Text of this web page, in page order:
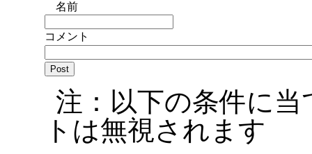
名前
コメント
注：以下の条件に
トは無視されます